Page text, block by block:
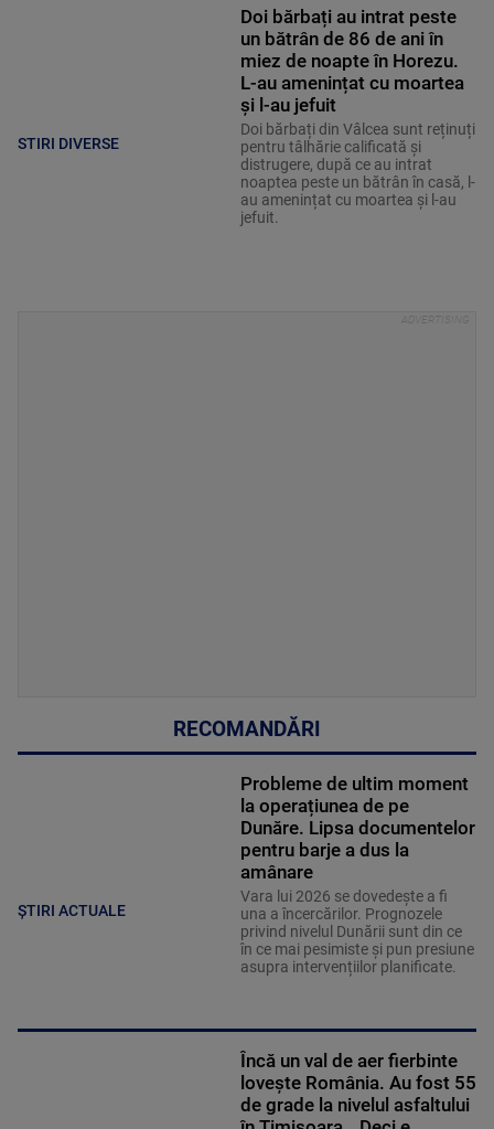
STIRI DIVERSE
Doi bărbați au intrat peste
un bătrân de 86 de ani în
miez de noapte în Horezu.
L-au amenințat cu moartea
și l-au jefuit
Doi bărbați din Vâlcea sunt reținuți
pentru tâlhărie calificată și
distrugere, după ce au intrat
noaptea peste un bătrân în casă, l-
au amenințat cu moartea și l-au
jefuit.
RECOMANDĂRI
ȘTIRI ACTUALE
Probleme de ultim moment
la operațiunea de pe
Dunăre. Lipsa documentelor
pentru barje a dus la
amânare
Vara lui 2026 se dovedește a fi
una a încercărilor. Prognozele
privind nivelul Dunării sunt din ce
în ce mai pesimiste și pun presiune
asupra intervențiilor planificate.
Încă un val de aer fierbinte
lovește România. Au fost 55
de grade la nivelul asfaltului